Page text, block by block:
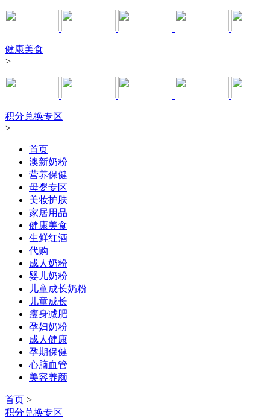
健康美食
>
积分兑换专区
>
首页
澳新奶粉
营养保健
母婴专区
美妆护肤
家居用品
健康美食
生鲜红酒
代购
成人奶粉
婴儿奶粉
儿童成长奶粉
儿童成长
瘦身减肥
孕妇奶粉
成人健康
孕期保健
心脑血管
美容养颜
首页 >
积分兑换专区